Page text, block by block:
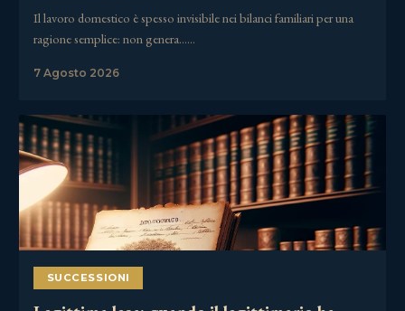
Il lavoro domestico è spesso invisibile nei bilanci familiari per una
ragione semplice: non genera……
7 Agosto 2026
SUCCESSIONI